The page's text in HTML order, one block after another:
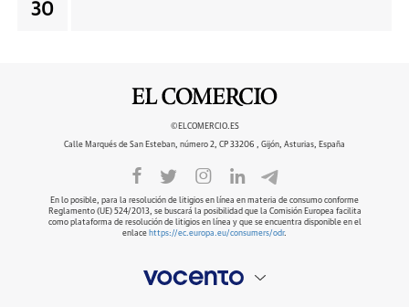
30
©ELCOMERCIO.ES
Calle Marqués de San Esteban, número 2, CP 33206 , Gijón, Asturias, España
En lo posible, para la resolución de litigios en línea en materia de consumo conforme
Reglamento (UE) 524/2013, se buscará la posibilidad que la Comisión Europea facilita
como plataforma de resolución de litigios en línea y que se encuentra disponible en el
enlace https://ec.europa.eu/consumers/odr.